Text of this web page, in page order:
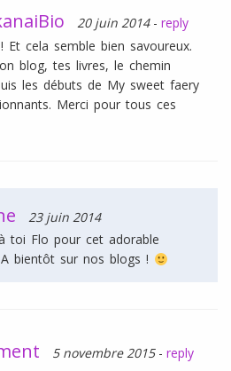
20 juin 2014 - reply
Et cela semble bien savoureux.
blog, tes livres, le chemin
les débuts de My sweet faery
Merci pour tous ces
23 juin 2014
toi Flo pour cet adorable
bientôt sur nos blogs !
5 novembre 2015 - reply